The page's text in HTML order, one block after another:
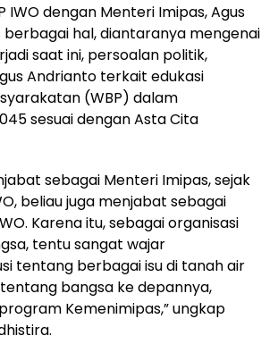
dengan Menteri Imipas, Agus
hal, diantaranya mengenai
saat ini, persoalan politik,
Andrianto terkait edukasi
(WBP) dalam
sesuai dengan Asta Cita
sebagai Menteri Imipas, sejak
beliau juga menjabat sebagai
Karena itu, sebagai organisasi
tentu sangat wajar
tentang berbagai isu di tanah air
bangsa ke depannya,
Kemenimipas,” ungkap